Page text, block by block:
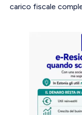
carico fiscale